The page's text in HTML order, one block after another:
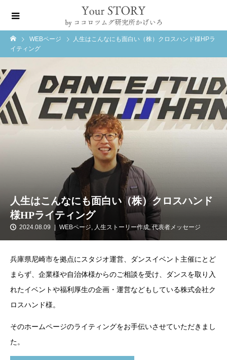
WEBページ
人生はこんなにも面白い（株）クロスハンド様HPラ
イティング
人生はこんなにも面白い（株）クロスハンド
様HPライティング
2024.08.09 WEBページ, 人生ストーリー作成,代表者メッセージ
兵庫県尼崎市を拠点にスタジオ運営、ダンスイベント主催にとど
まらず、企業様や自治体様からのご相談を受け、ダンスを取り入
れたイベントや福利厚生の企画・運営などもしている株式会社ク
ロスハンド様。
そのホームページのライティングをお手伝いさせていただきまし
た。